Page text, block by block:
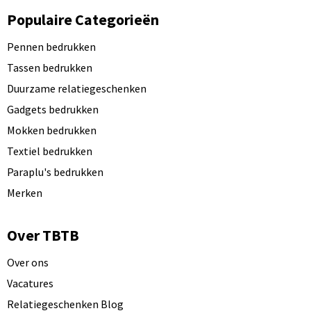
Populaire Categorieën
Pennen bedrukken
Tassen bedrukken
Duurzame relatiegeschenken
Gadgets bedrukken
Mokken bedrukken
Textiel bedrukken
Paraplu's bedrukken
Merken
Over TBTB
Over ons
Vacatures
Relatiegeschenken Blog